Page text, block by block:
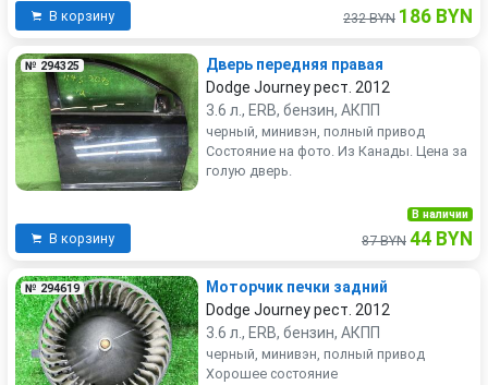
В корзину 232 BYN 186 BYN
№ 294325
Дверь передняя правая
Dodge Journey рест. 2012
3.6 л., ERB, бензин, АКПП
черный, минивэн, полный привод
Состояние на фото. Из Канады. Цена за
голую дверь.
В корзину
В наличии
87 BYN 44 BYN
№ 294619
Моторчик печки задний
Dodge Journey рест. 2012
3.6 л., ERB, бензин, АКПП
черный, минивэн, полный привод
Хорошее состояние